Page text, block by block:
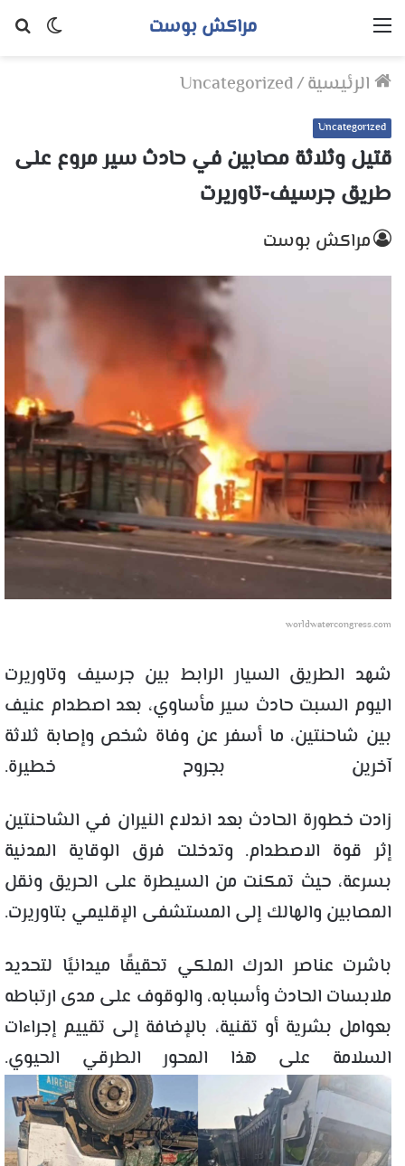
الوضع
مراكش بوست القائمة
الرئيسية/
Uncategorized
Uncategorized
قتيل وثلاثة مصابين في حادث سير مروع على
طريق جرسيف-تاوريرت
مراكش بوست
worldwatercongress.com
شهد الطريق السيار الرابط بين جرسيف وتاوريرت
اليوم السبت حادث سير مأساوي، بعد اصطدام عنيف
بين شاحنتين، ما أسفر عن وفاة شخص وإصابة ثلاثة
آخرين بجروح خطيرة.
زادت خطورة الحادث بعد اندلاع النيران في الشاحنتين
إثر قوة الاصطدام. وتدخلت فرق الوقاية المدنية
بسرعة، حيث تمكنت من السيطرة على الحريق ونقل
المصابين والهالك إلى المستشفى الإقليمي بتاوريرت.
باشرت عناصر الدرك الملكي تحقيقًا ميدانيًا لتحديد
ملابسات الحادث وأسبابه، والوقوف على مدى ارتباطه
بعوامل بشرية أو تقنية، بالإضافة إلى تقييم إجراءات
السلامة على هذا المحور الطرقي الحيوي.